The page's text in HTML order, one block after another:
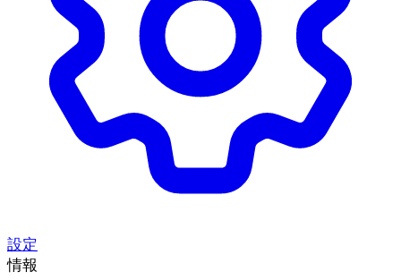
設定
情報